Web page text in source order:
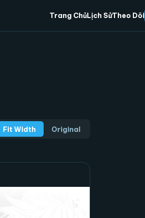
Trang ChủLịch SửTheo Dõi
Fit Width Original